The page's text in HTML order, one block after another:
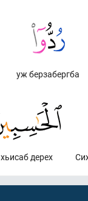
уж берзабергба
хьисаб дерех